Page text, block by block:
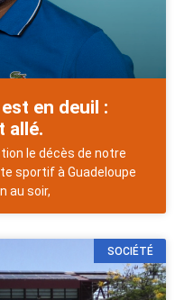
en deuil :
allé.
le décès de notre
sportif à Guadeloupe
au soir,
SOCIÉTÉ